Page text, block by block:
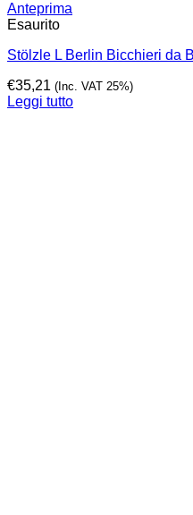
Anteprima
Esaurito
Stölzle L Berlin Bicchieri da
€35,21 (Inc. VAT 25%)
Leggi tutto